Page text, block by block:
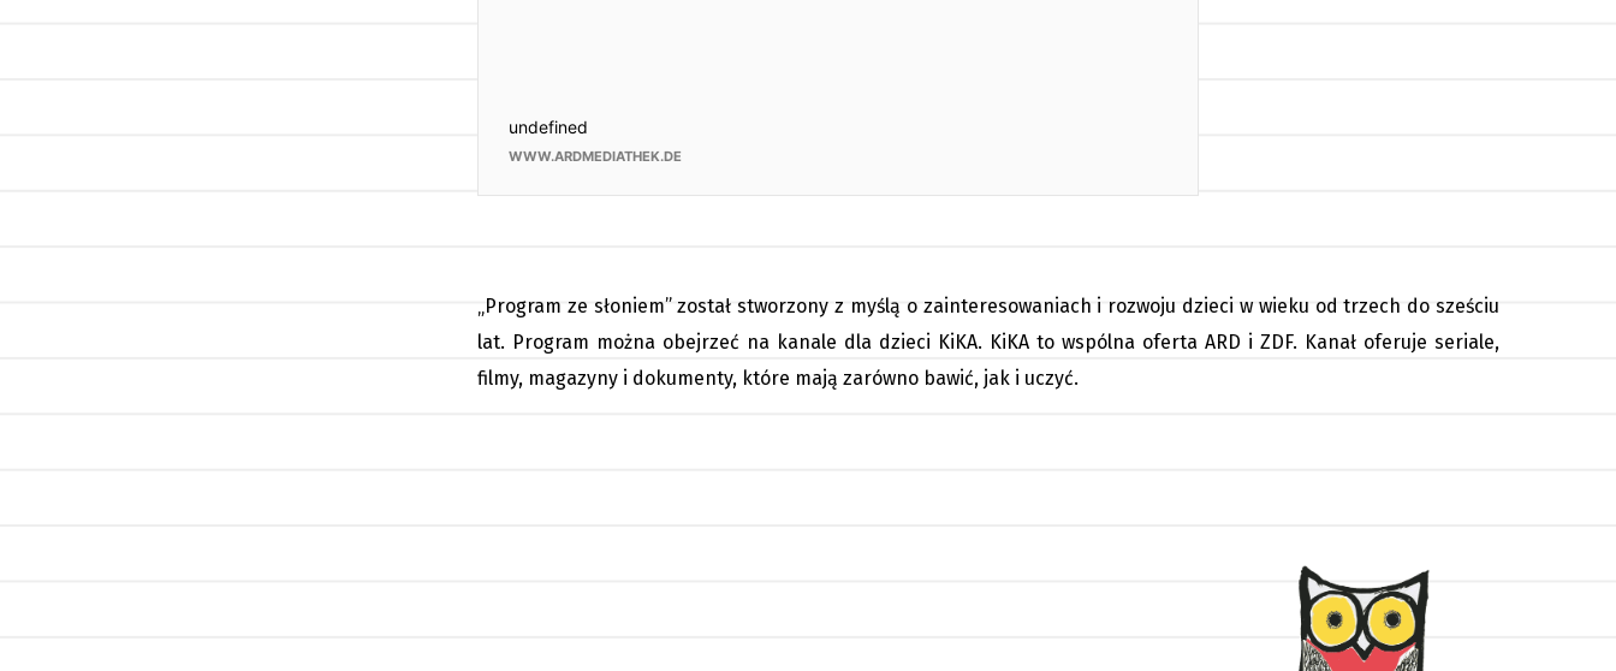
„Program ze słoniem” został stworzony z myślą o zainteresowaniach i rozwoju dzieci w wieku od trzech do sześciu
lat. Program można obejrzeć na kanale dla dzieci KiKA. KiKA to wspólna oferta ARD i ZDF. Kanał oferuje seriale,
filmy, magazyny i dokumenty, które mają zarówno bawić, jak i uczyć.